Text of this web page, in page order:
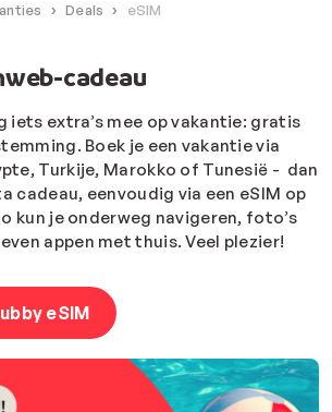
Deals eSIM
cadeau
iets extra’s mee op vakantie: gratis
Boek je een vakantie via
Turkije, Marokko of Tunesië - dan
cadeau, eenvoudig via een eSIM op
kun je onderweg navigeren, foto’s
appen met thuis. Veel plezier!
eSIM